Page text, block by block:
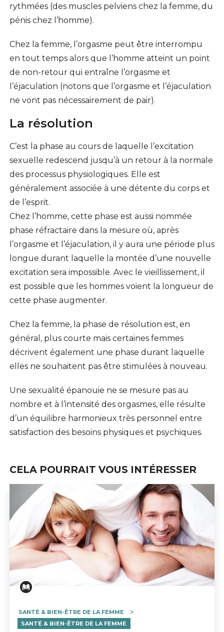
rythmées (des muscles pelviens chez la femme, du
pénis chez l’homme).
Chez la femme, l’orgasme peut être interrompu
en tout temps alors que l’homme atteint un point
de non-retour qui entraîne l’orgasme et
l’éjaculation (notons que l’orgasme et l’éjaculation
ne vont pas nécessairement de pair).
La résolution
C’est la phase au cours de laquelle l’excitation
sexuelle redescend jusqu’à un retour à la normale
des processus physiologiques. Elle est
généralement associée à une détente du corps et
de l’esprit.
Chez l’homme, cette phase est aussi nommée
phase réfractaire dans la mesure où, après
l’orgasme et l’éjaculation, il y aura une période plus
longue durant laquelle la montée d’une nouvelle
excitation sera impossible. Avec le vieillissement, il
est possible que les hommes voient la longueur de
cette phase augmenter.
Chez la femme, la phase de résolution est, en
général, plus courte mais certaines femmes
décrivent également une phase durant laquelle
elles ne souhaitent pas être stimulées à nouveau.
Une sexualité épanouie ne se mesure pas au
nombre et à l’intensité des orgasmes, elle résulte
d’un équilibre harmonieux très personnel entre
satisfaction des besoins physiques et psychiques.
CELA POURRAIT VOUS INTÉRESSER
SANTÉ & BIEN-ÊTRE DE LA FEMME
SANTÉ & BIEN-ÊTRE DE LA FEMME